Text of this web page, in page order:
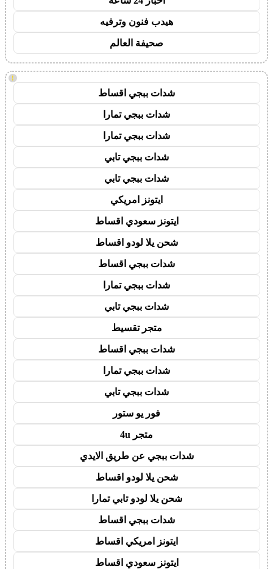
هيدب فنون وترفيه
صحيفة العالم
!
شدات ببجي اقساط
شدات ببجي تمارا
شدات ببجي تمارا
شدات ببجي تابي
شدات ببجي تابي
ايتونز امريكي
ايتونز سعودي اقساط
شحن يلا لودو اقساط
شدات ببجي اقساط
شدات ببجي تمارا
شدات ببجي تابي
متجر تقسيط
شدات ببجي اقساط
شدات ببجي تمارا
شدات ببجي تابي
فور يو ستور
متجر 4u
شدات ببجي عن طريق الايدي
شحن يلا لودو اقساط
شحن يلا لودو تابي تمارا
شدات ببجي اقساط
ايتونز امريكي اقساط
ايتونز سعودي اقساط